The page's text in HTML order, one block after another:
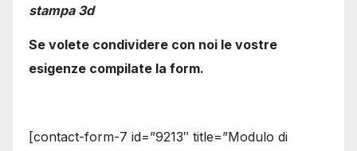
stampa 3d
Se volete condividere con noi le vostre
esigenze compilate la form.
[contact-form-7 id=”9213″ title=”Modulo di